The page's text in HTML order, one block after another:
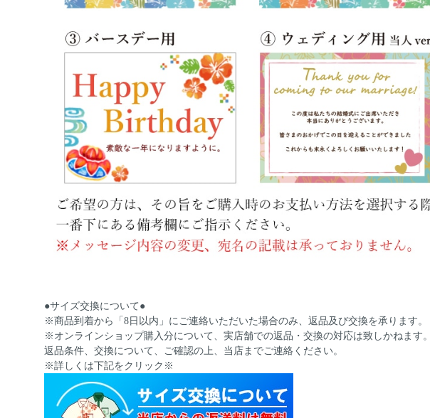
●サイズ交換について●
※商品到着から「8日以内」にご連絡いただいた場合のみ、返品及び交換を承ります。
※オンラインショップ購入分について、実店舗での返品・交換の対応は致しかねます。
返品条件、交換について、ご確認の上、当店までご連絡ください。
※詳しくは下記をクリック※